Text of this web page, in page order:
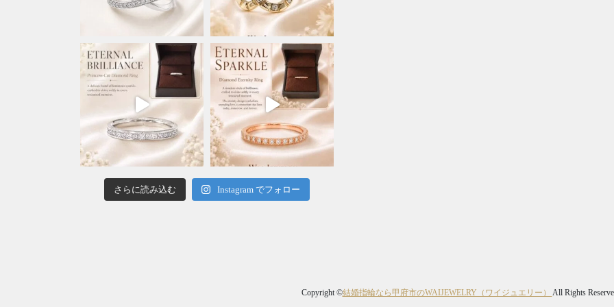
さらに読み込む Instagram でフォロー
Copyright ©結婚指輪なら甲府市のWAIJEWELRY（ワイジュエリー） All Rights